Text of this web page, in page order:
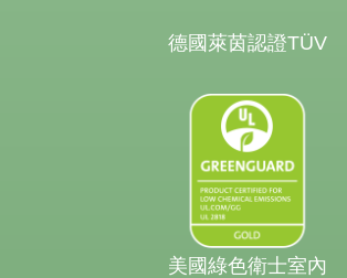
德國萊茵認證TÜV
美國綠色衛士室內